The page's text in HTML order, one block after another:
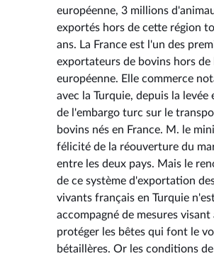
européenne, 3 millions
exportés hors de cette région
ans. La France est l'un des
exportateurs de bovins hors de
européenne. Elle commerce
avec la Turquie, depuis la levée
de l'embargo turc sur le
bovins nés en France. M. le
félicité de la réouverture du
entre les deux pays. Mais le
de ce système d'exportation
vivants français en Turquie
accompagné de mesures visant
protéger les bêtes qui font le
bétaillères. Or les conditions de